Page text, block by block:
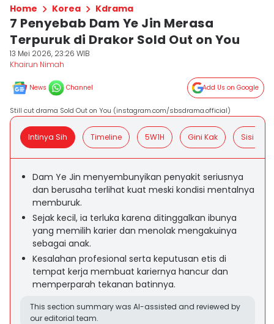
Home Korea Kdrama
7 Penyebab Dam Ye Jin Merasa
Terpuruk di Drakor Sold Out on You
13 Mei 2026, 23:26 WIB
Khairun Nimah
News Channel Add Us on Google
Still cut drama Sold Out on You (instagram.com/sbsdrama.official)
Intinya Sih Timeline 5W1H Gini Kak Sisi
Dam Ye Jin menyembunyikan penyakit seriusnya
dan berusaha terlihat kuat meski kondisi mentalnya
memburuk.
Sejak kecil, ia terluka karena ditinggalkan ibunya
yang memilih karier dan menolak mengakuinya
sebagai anak.
Kesalahan profesional serta keputusan etis di
tempat kerja membuat kariernya hancur dan
memperparah tekanan batinnya.
This section summary was AI-assisted and reviewed by
our editorial team.